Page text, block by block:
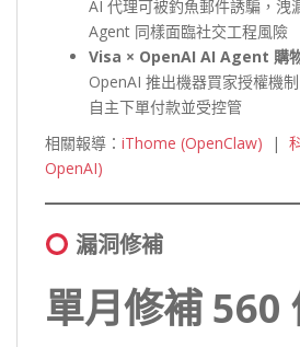
AI 代理可被釣魚郵件誘騙，洩
Agent 同樣面臨社交工程風險
Visa × OpenAI AI Agent 購
OpenAI 推出機器買家授權機
自主下單付款並受控管
相關報導： iThome (OpenClaw) |
OpenAI)
漏洞修補
單月修補 560